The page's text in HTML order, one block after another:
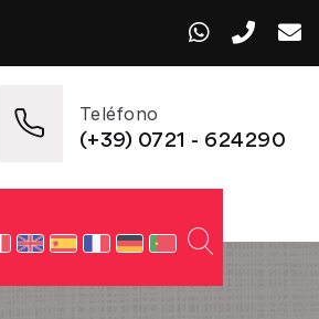
Teléfono
(+39) 0721 - 624290